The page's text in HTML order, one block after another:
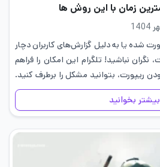
زمان با این روش ها
شده یا به دلیل گزارش‌های کاربران دچار
نباشید! تلگرام این امکان را فراهم
ریپورت، بتوانید مشکل را برطرف کنید.
بیشتر بخوانید